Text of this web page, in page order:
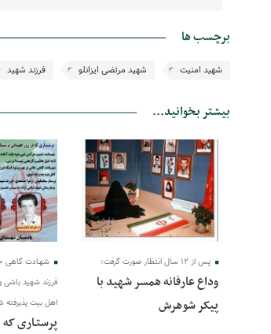
برچسب ها
شهید امنیت شهید مرتضی ایزانلو فرزند شهید
بیشتر بخوانید...
20 مهر 1399
پس از ۱۲ سال انتظار صورت گرفت؛
وداع عارفانه همسر شهید با
پیکر شوهرش
26 اردیبهشت 1399
شهـادت گاهی
فرزند شهید
اهل بیت پذیرفته
پرستـاری